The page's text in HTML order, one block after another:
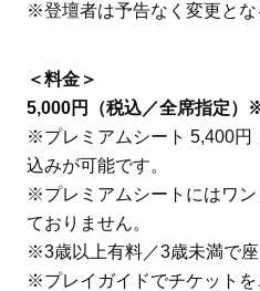
※登壇者は予告なく変更とな
＜料金＞
5,000円（税込／全席指定）
※プレミアムシート 5,400円
込みが可能です。
※プレミアムシートにはワ
ておりません。
※3歳以上有料／3歳未満で
※プレイガイドでチケット